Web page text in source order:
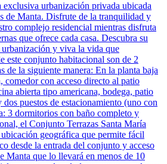
urbanización privada ubicada
de Manta. Disfrute de la tranquilidad y
complejo residencial mientras disfruta
que ofrece cada casa. Descubra su
urbanización y viva la vida que
este conjunto habitacional son de 2
de la siguiente manera: En la planta baja
comedor con acceso directo al patio
abierta tipo americana, bodega, patio
puestos de estacionamiento (uno con
3 dormitorios con baño completo y
el Conjunto Terrazas Santa María
geográfica que permite fácil
desde la entrada del conjunto y acceso
Manta que lo llevará en menos de 10